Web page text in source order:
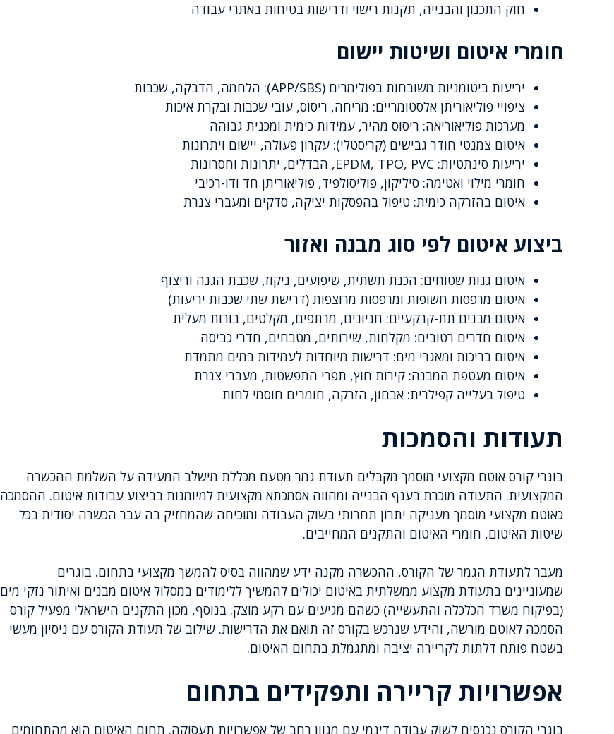
חוק התכנון והבנייה, תקנות רישוי ודרישות בטיחות באתרי עבודה
חומרי איטום ושיטות יישום
יריעות ביטומניות משובחות בפולימרים (APP/SBS): הלחמה, הדבקה, שכבות
ציפויי פוליאוריתן אלסטומריים: מריחה, ריסוס, עובי שכבות ובקרת איכות
מערכות פוליאוריאה: ריסוס מהיר, עמידות כימית ומכנית גבוהה
איטום צמנטי חודר גבישים (קריסטלי): עקרון פעולה, יישום ויתרונות
יריעות סינתטיות: EPDM, TPO, PVC, הבדלים, יתרונות וחסרונות
חומרי מילוי ואטימה: סיליקון, פוליסולפיד, פוליאוריתן חד ודו-רכיבי
איטום בהזרקה כימית: טיפול בהפסקות יציקה, סדקים ומעברי צנרת
ביצוע איטום לפי סוג מבנה ואזור
איטום גגות שטוחים: הכנת תשתית, שיפועים, ניקוז, שכבת הגנה וריצוף
איטום מרפסות חשופות ומרפסות מרוצפות (דרישת שתי שכבות יריעות)
איטום מבנים תת-קרקעיים: חניונים, מרתפים, מקלטים, בורות מעלית
איטום חדרים רטובים: מקלחות, שירותים, מטבחים, חדרי כביסה
איטום בריכות ומאגרי מים: דרישות מיוחדות לעמידות במים מתמדת
איטום מעטפת המבנה: קירות חוץ, תפרי התפשטות, מעברי צנרת
טיפול בעלייה קפילרית: אבחון, הזרקה, חומרים חוסמי לחות
תעודות והסמכות
בוגרי קורס אוטם מקצועי מוסמך מקבלים תעודת גמר מטעם מכללת מישלב המעידה על השלמת ההכשרה
המקצועית. התעודה מוכרת בענף הבנייה ומהווה אסמכתא מקצועית למיומנות בביצוע עבודות איטום. ההסמכה
כאוטם מקצועי מוסמך מעניקה יתרון תחרותי בשוק העבודה ומוכיחה שהמחזיק בה עבר הכשרה יסודית בכל
שיטות האיטום, חומרי האיטום והתקנים המחייבים.
מעבר לתעודת הגמר של הקורס, ההכשרה מקנה ידע שמהווה בסיס להמשך מקצועי בתחום. בוגרים
שמעוניינים בתעודת מקצוע ממשלתית באיטום יכולים להמשיך ללימודים במסלול איטום מבנים ואיתור נזקי מים
(בפיקוח משרד הכלכלה והתעשייה) כשהם מגיעים עם רקע מוצק. בנוסף, מכון התקנים הישראלי מפעיל קורס
הסמכה לאוטם מורשה, והידע שנרכש בקורס זה תואם את הדרישות. שילוב של תעודת הקורס עם ניסיון מעשי
בשטח פותח דלתות לקריירה יציבה ומתגמלת בתחום האיטום.
אפשרויות קריירה ותפקידים בתחום
בוגרי הקורס נכנסים לשוק עבודה דינמי עם מגוון רחב של אפשרויות תעסוקה. תחום האיטום הוא מהתחומים